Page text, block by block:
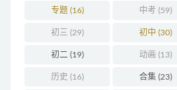
专题(16) 中考 (59)
初三 (29) 初中 (30)
初二 (19) 动画 (13)
历史 (16) 合集(23)